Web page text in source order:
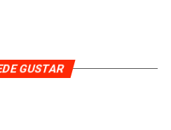
GUSTAR